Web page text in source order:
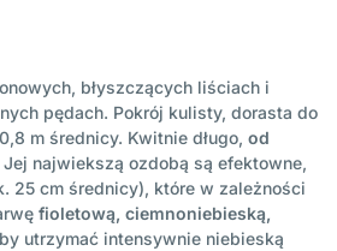
błyszczących liściach i
pędach. Pokrój kulisty, dorasta do
m średnicy. Kwitnie długo, od
Jej najwiekszą ozdobą są efektowne,
25 cm średnicy), które w zależności
fioletową, ciemnoniebieską,
utrzymać intensywnie niebieską